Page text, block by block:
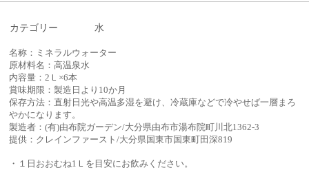
カテゴリー 水
名称：ミネラルウォーター
原材料名：高温泉水
内容量：2Ｌ×6本
賞味期限：製造日より10か月
保存方法：直射日光や高温多湿を避け、冷蔵庫などで冷やせば一層まろ
やかになります。
製造者：(有)由布院ガーデン/大分県由布市湯布院町川北1362-3
提供：クレインファースト/大分県国東市国東町田深819
・１日おおむね1Ｌを目安にお飲みください。